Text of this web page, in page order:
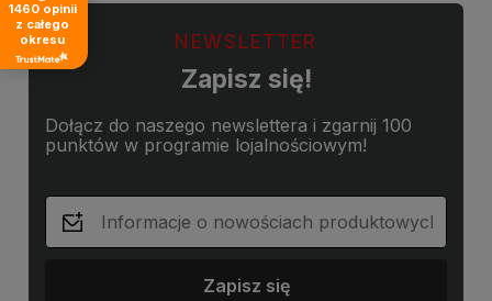
NEWSLETTER
Zapisz się!
Dołącz do naszego newslettera i zgarnij 100
punktów w programie lojalnościowym!
Zapisz się
1460 opinii
z całego
okresu